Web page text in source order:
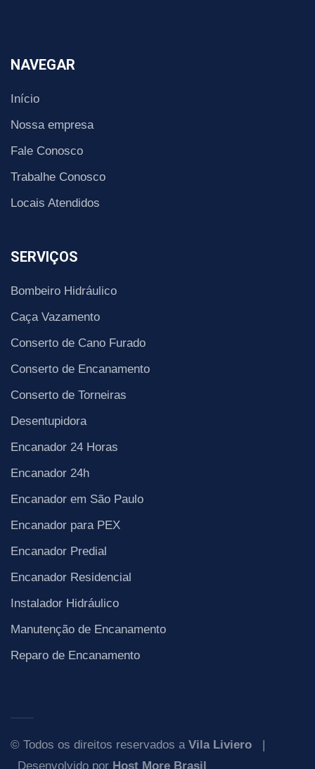
NAVEGAR
Início
Nossa empresa
Fale Conosco
Trabalhe Conosco
Locais Atendidos
SERVIÇOS
Bombeiro Hidráulico
Caça Vazamento
Conserto de Cano Furado
Conserto de Encanamento
Conserto de Torneiras
Desentupidora
Encanador 24 Horas
Encanador 24h
Encanador em São Paulo
Encanador para PEX
Encanador Predial
Encanador Residencial
Instalador Hidráulico
Manutenção de Encanamento
Reparo de Encanamento
© Todos os direitos reservados a Vila Liviero
Desenvolvido por Host More Brasil